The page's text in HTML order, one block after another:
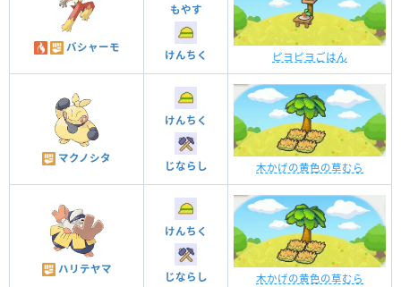
バシャーモ
もやす
けんちく ピヨピヨごはん
マクノシタ
けんちく
じならし 木かげの黄色の草むら
ハリテヤマ
けんちく
じならし 木かげの黄色の草むら